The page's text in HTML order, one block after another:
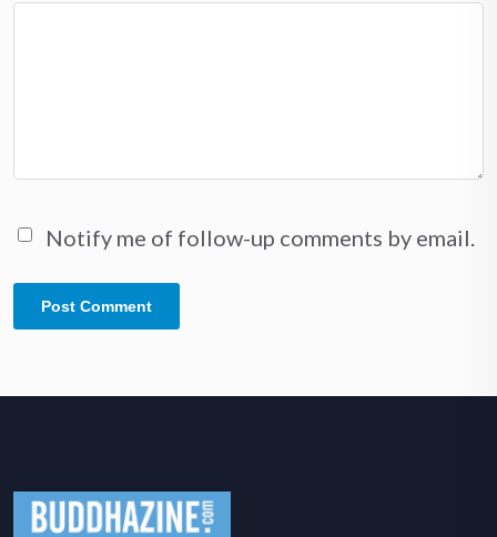
Notify me of follow-up comments by email.